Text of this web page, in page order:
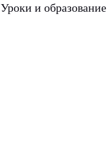
Уроки и образование